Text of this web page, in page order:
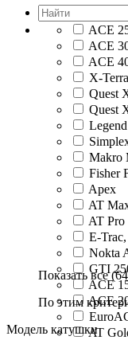
ACE
ACE
ACE
X-
Quest
Quest
Legend
Makro
Fisher
Apex
AT
AT Pro
E-
Nokta
GTI
ACE
ACE
AT
Показать все
По этим
Модель катушки